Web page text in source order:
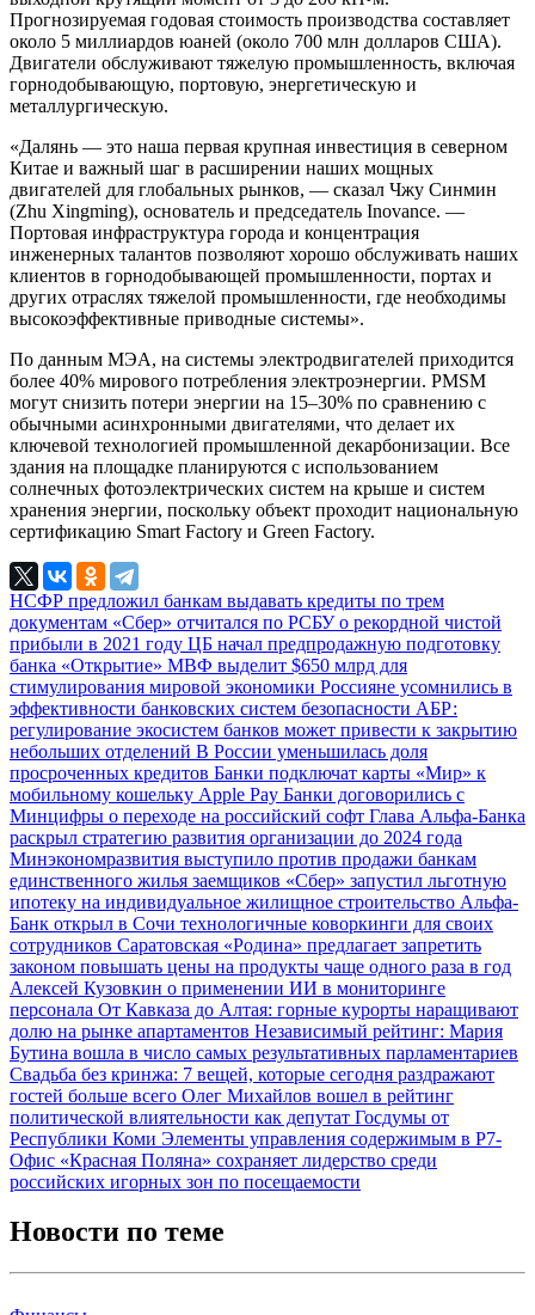
Прогнозируемая годовая стоимость производства составляет
около 5 миллиардов юаней (около 700 млн долларов США).
Двигатели обслуживают тяжелую промышленность, включая
горнодобывающую, портовую, энергетическую и
металлургическую.
«Далянь — это наша первая крупная инвестиция в северном
Китае и важный шаг в расширении наших мощных
двигателей для глобальных рынков, — сказал Чжу Синмин
(Zhu Xingming), основатель и председатель Inovance. —
Портовая инфраструктура города и концентрация
инженерных талантов позволяют хорошо обслуживать наших
клиентов в горнодобывающей промышленности, портах и
других отраслях тяжелой промышленности, где необходимы
высокоэффективные приводные системы».
По данным МЭА, на системы электродвигателей приходится
более 40% мирового потребления электроэнергии. PMSM
могут снизить потери энергии на 15–30% по сравнению с
обычными асинхронными двигателями, что делает их
ключевой технологией промышленной декарбонизации. Все
здания на площадке планируются с использованием
солнечных фотоэлектрических систем на крыше и систем
хранения энергии, поскольку объект проходит национальную
сертификацию Smart Factory и Green Factory.
НСФР предложил банкам выдавать кредиты по трем
документам «Сбер» отчитался по РСБУ о рекордной чистой
прибыли в 2021 году ЦБ начал предпродажную подготовку
банка «Открытие» МВФ выделит $650 млрд для
стимулирования мировой экономики Россияне усомнились в
эффективности банковских систем безопасности АБР:
регулирование экосистем банков может привести к закрытию
небольших отделений В России уменьшилась доля
просроченных кредитов Банки подключат карты «Мир» к
мобильному кошельку Apple Pay Банки договорились с
Минцифры о переходе на российский софт Глава Альфа-Банка
раскрыл стратегию развития организации до 2024 года
Минэкономразвития выступило против продажи банкам
единственного жилья заемщиков «Сбер» запустил льготную
ипотеку на индивидуальное жилищное строительство Альфа-
Банк открыл в Сочи технологичные коворкинги для своих
сотрудников Саратовская «Родина» предлагает запретить
законом повышать цены на продукты чаще одного раза в год
Алексей Кузовкин о применении ИИ в мониторинге
персонала От Кавказа до Алтая: горные курорты наращивают
долю на рынке апартаментов Независимый рейтинг: Мария
Бутина вошла в число самых результативных парламентариев
Свадьба без кринжа: 7 вещей, которые сегодня раздражают
гостей больше всего Олег Михайлов вошел в рейтинг
политической влиятельности как депутат Госдумы от
Республики Коми Элементы управления содержимым в Р7-
Офис «Красная Поляна» сохраняет лидерство среди
российских игорных зон по посещаемости
Новости по теме